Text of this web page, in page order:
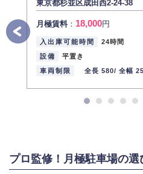
東京都杉並区成田西2-24-38
月極賃料： 18,000円
入出庫可能時間
24時間
設備
平置き
車両制限
全長 580/ 全幅
プロ監修！月極駐車場の